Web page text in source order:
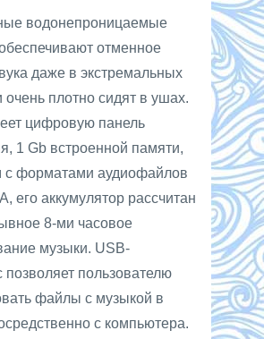
водонепроницаемые
отменное
даже в экстремальных
очень плотно сидят в ушах.
цифровую панель
1 Gb встроенной памяти,
с форматами аудиофайлов
его аккумулятор рассчитан
8-ми часовое
музыки. USB-
позволяет пользователю
файлы с музыкой в
с компьютера.